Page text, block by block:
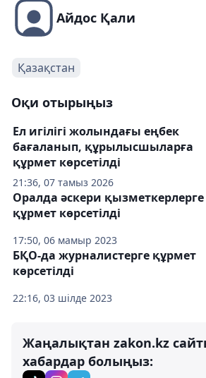
Айдос Қали
Қазақстан
Оқи отырыңыз
21:36, 07 тамыз 2026
Ел игілігі жолындағы еңбек
бағаланып, құрылысшыларға
құрмет көрсетілді
17:50, 06 мамыр 2023
Оралда әскери қызметкерлерге
құрмет көрсетілді
22:16, 03 шілде 2023
БҚО-да журналистерге құрмет
көрсетілді
Жаңалықтан zakon.kz
хабардар болыңыз: